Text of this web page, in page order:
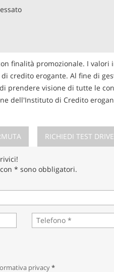
finalità promozionale. I valori
credito erogante. Al fine di
prendere visione di tutte le
dell'Instituto di Credito
RICHIEDI TEST DRIVE
* sono obbligatori.
privacy*